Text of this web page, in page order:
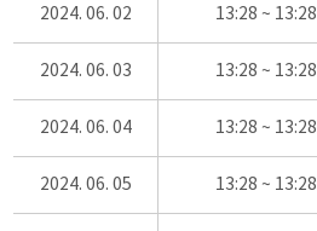
2024. 06. 02 13:28 ~ 13:28
2024. 06. 03 13:28 ~ 13:28
2024. 06. 04 13:28 ~ 13:28
2024. 06. 05 13:28 ~ 13:28